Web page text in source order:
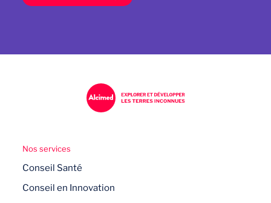
Nos services
Conseil Santé
Conseil en Innovation